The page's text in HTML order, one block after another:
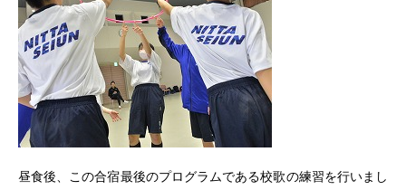
昼食後、この合宿最後のプログラムである校歌の練習を行いまし